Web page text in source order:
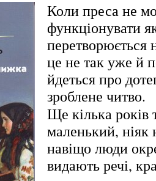
Коли преса не
функціонувати
перетворюється
це не так уже й
йдеться про
зроблене читво.
Ще кілька років
маленький, ніяк
навіщо люди
видають речі,